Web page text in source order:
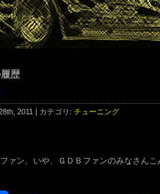
歴
2011 | カテゴリ: チューニング
ァン、いや、ＧＤＢファンのみなさんこ